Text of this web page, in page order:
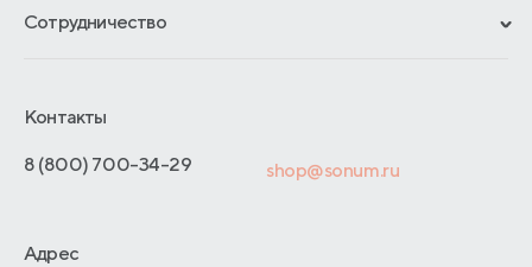
Отзывы покупателей
Обмен и возврат
Адреса магазинов
Договор-оферты
Сотрудничество
Отельерам
Контакты
8 (800) 700-34-29 shop@sonum.ru
Адрес